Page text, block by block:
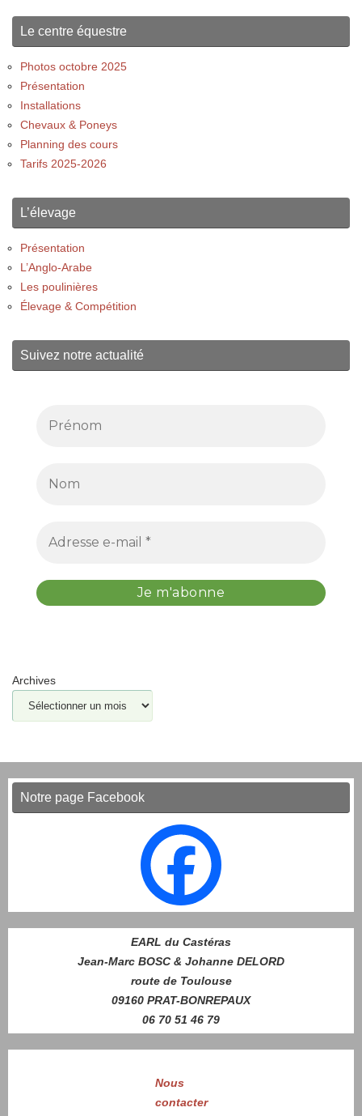
Le centre équestre
Photos octobre 2025
Présentation
Installations
Chevaux & Poneys
Planning des cours
Tarifs 2025-2026
L’élevage
Présentation
L’Anglo-Arabe
Les poulinières
Élevage & Compétition
Suivez notre actualité
Archives
Notre page Facebook
EARL du Castéras
Jean-Marc BOSC & Johanne DELORD
route de Toulouse
09160 PRAT-BONREPAUX
06 70 51 46 79
Nous
contacter